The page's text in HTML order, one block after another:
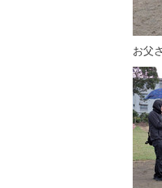
お父